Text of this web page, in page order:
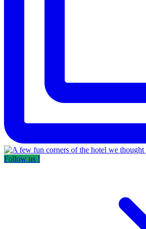
Follow us !